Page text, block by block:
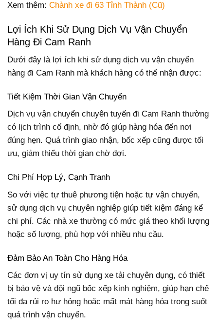
Xem thêm: Chành xe đi 63 Tỉnh Thành (Cũ)
Lợi Ích Khi Sử Dụng Dịch Vụ Vận Chuyển
Hàng Đi Cam Ranh
Dưới đây là lợi ích khi sử dụng dịch vụ vận chuyển
hàng đi Cam Ranh mà khách hàng có thể nhận được:
Tiết Kiệm Thời Gian Vận Chuyển
Dịch vụ vận chuyển chuyên tuyến đi Cam Ranh thường
có lịch trình cố định, nhờ đó giúp hàng hóa đến nơi
đúng hẹn. Quá trình giao nhận, bốc xếp cũng được tối
ưu, giảm thiểu thời gian chờ đợi.
Chi Phí Hợp Lý, Cạnh Tranh
So với việc tự thuê phương tiện hoặc tự vận chuyển,
sử dụng dịch vụ chuyên nghiệp giúp tiết kiệm đáng kể
chi phí. Các nhà xe thường có mức giá theo khối lượng
hoặc số lượng, phù hợp với nhiều nhu cầu.
Đảm Bảo An Toàn Cho Hàng Hóa
Các đơn vị uy tín sử dụng xe tải chuyên dụng, có thiết
bị bảo vệ và đội ngũ bốc xếp kinh nghiệm, giúp hạn chế
tối đa rủi ro hư hỏng hoặc mất mát hàng hóa trong suốt
quá trình vận chuyển.